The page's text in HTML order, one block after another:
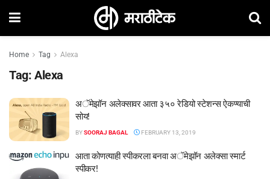
Home Tag Alexa
Tag: Alexa
अॅमेझॉन अलेक्सावर आता ३५० रेडियो स्टेशन्स ऐकण्याची
सोय!
BYSOORAJ BAGAL FEBRUARY 13, 2019
आता कोणत्याही स्पीकरला बनवा अॅमेझॉन अलेक्सा स्मार्ट
स्पीकर!